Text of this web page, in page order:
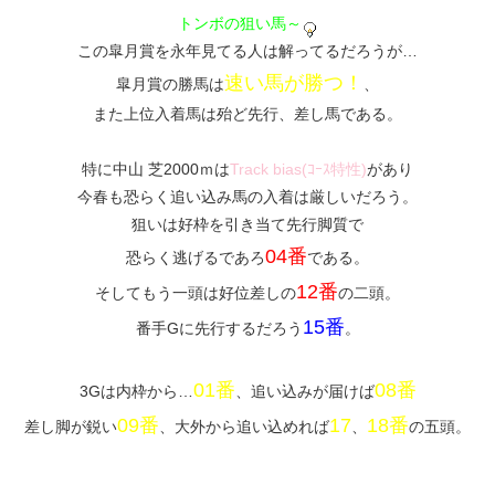
トンボの狙い馬～
この皐月賞を永年見てる人は解ってるだろうが…
皐月賞の勝馬は速い馬が勝つ！
また上位入着馬は殆ど先行、差し馬である。
特に中山 芝2000ｍはTrack bias(ｺｰｽ特性)があり
今春も恐らく追い込み馬の入着は厳しいだろう。
狙いは好枠を引き当て先行脚質で
恐らく逃げるであろ04番である。
そしてもう一頭は好位差しの12番の二頭。
番手Gに先行するだろう 15番。
3Gは内枠から… 01番 、追い込みが届けば08番
差し脚が鋭い09番 、大外から追い込めれば17 18番の五頭。